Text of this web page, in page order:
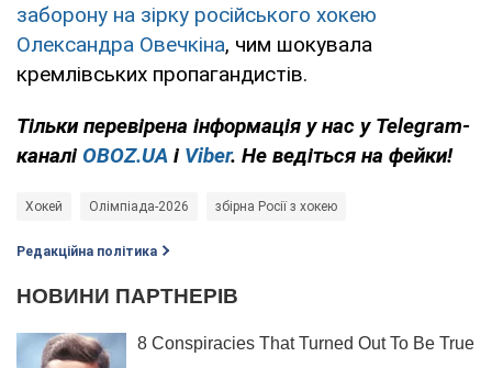
заборону на зірку російського хокею
Олександра Овечкіна, чим шокувала
кремлівських пропагандистів.
Тільки перевірена інформація у нас у Telegram-
каналі OBOZ.UA і Viber. Не ведіться на фейки!
Хокей Олімпіада-2026 збірна Росії з хокею
Редакційна політика